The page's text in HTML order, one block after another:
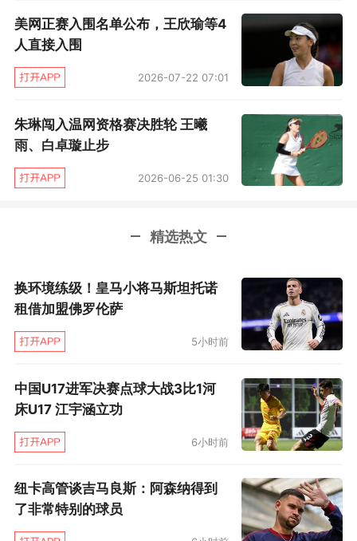
排的训练项目，但她自己也感觉“确实挺拔了不
少”。
左右逢源双双晋级啦！
美网正赛入围名单公布，王欣瑜等4
人直接入围
2026-07-22 07:01
朱琳闯入温网资格赛决胜轮 王曦
雨、白卓璇止步
2026-06-25 01:30
精选热文
换环境练级！皇马小将马斯坦托诺
租借加盟佛罗伦萨
5小时前
中国U17进军决赛点球大战3比1河
床U17 江宇涵立功
6小时前
纽卡高管谈吉马良斯：阿森纳得到
了非常特别的球员